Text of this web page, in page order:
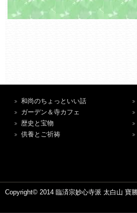
和尚のちょっといい話
ガーデン＆寺カフェ
歴史と宝物
供養とご祈祷
Copyright© 2014 臨済宗妙心寺派 太白山 寶